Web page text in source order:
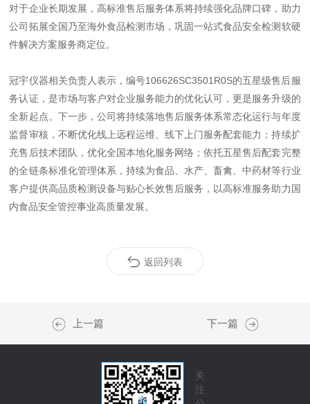
对于企业长期发展，高标准售后服务体系将持续强化品牌口碑，助力
公司拓展全国乃至海外食品检测市场，巩固一站式食品安全检测软硬
件解决方案服务商定位。
冠宇仪器相关负责人表示，编号106626SC3501R0S的五星级售后服
务认证，是市场与客户对企业服务能力的优化认可，更是服务升级的
全新起点。下一步，公司将持续落地售后服务体系常态化运行与年度
监督审核，不断优化线上远程运维、线下上门服务配套能力；持续扩
充售后技术团队，优化全国本地化服务网络；依托五星售后配套完整
的全链条标准化管理体系，持续为食品、水产、畜禽、中药材等行业
客户提供高品质检测设备与贴心长效售后服务，以高标准服务助力国
内食品安全管控事业高质量发展。
返回列表
上一篇 下一篇
关
注